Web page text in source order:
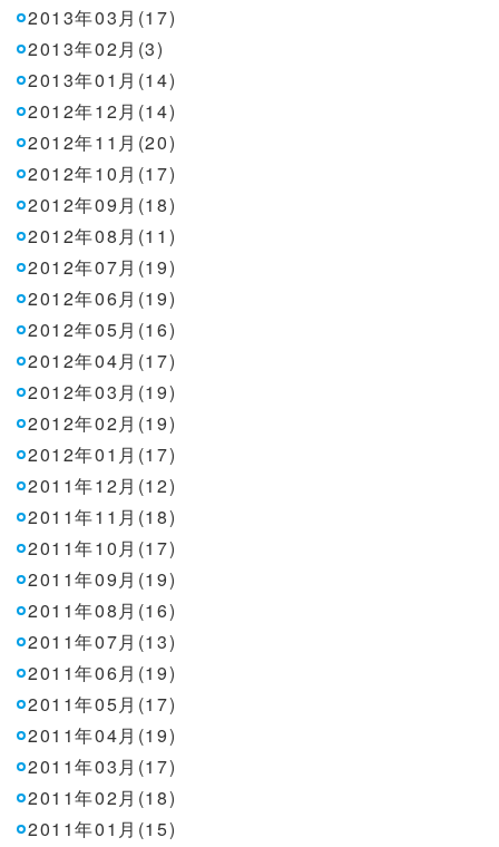
2013年03月(17)
2013年02月(3)
2013年01月(14)
2012年12月(14)
2012年11月(20)
2012年10月(17)
2012年09月(18)
2012年08月(11)
2012年07月(19)
2012年06月(19)
2012年05月(16)
2012年04月(17)
2012年03月(19)
2012年02月(19)
2012年01月(17)
2011年12月(12)
2011年11月(18)
2011年10月(17)
2011年09月(19)
2011年08月(16)
2011年07月(13)
2011年06月(19)
2011年05月(17)
2011年04月(19)
2011年03月(17)
2011年02月(18)
2011年01月(15)